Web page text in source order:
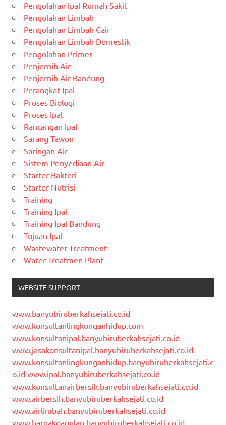
Pengolahan Ipal Rumah Sakit
Pengolahan Limbah
Pengolahan Limbah Cair
Pengolahan Limbah Domestik
Pengolahan Primer
Penjernih Air
Penjernih Air Bandung
Perangkat Ipal
Proses Biologi
Proses Ipal
Rancangan Ipal
Sarang Tawon
Saringan Air
Sistem Penyediaan Air
Starter Bakteri
Starter Nutrisi
Training
Training Ipal
Training Ipal Bandung
Tujuan Ipal
Wastewater Treatment
Water Treatmen Plant
WEBSITE SUPPORT
www.banyubiruberkahsejati.co.id
www.konsultanlingkunganhidup.com
www.konsultanipal.banyubiruberkahsejati.co.id
www.jasakonsultanipal.banyubiruberkahsejati.co.id
www.konsultanlingkunganhidup.banyubiruberkahsejati.c
o.id www.ipal.banyubiruberkahsejati.co.id
www.konsultanairbersih.banyubiruberkahsejati.co.id
www.airbersih.banyubiruberkahsejati.co.id
www.airlimbah.banyubiruberkahsejati.co.id
www.hargakoagulan.banyubiruberkahsejati.co.id